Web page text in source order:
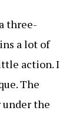
three-
a lot of
action. I
The
under the